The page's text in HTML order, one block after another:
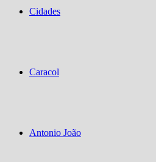
Cidades
Caracol
Antonio João